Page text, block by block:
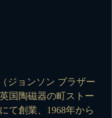
ジョンソン ブラザー
国陶磁器の町ストー
て創業、1968年から